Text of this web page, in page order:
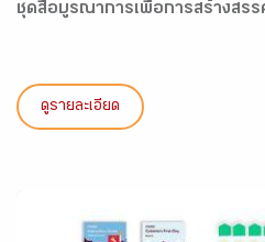
ชุดสื่อบูรณาการเพื่อการสร้างสรร
ดูรายละเอียด